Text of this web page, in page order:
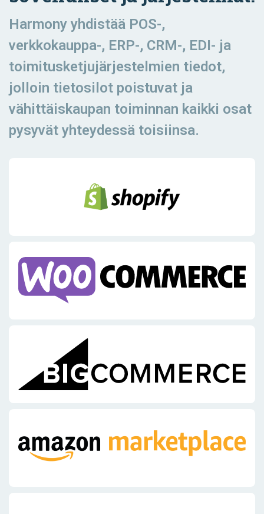
Harmony yhdistää POS-,
verkkokauppa-, ERP-, CRM-, EDI- ja
toimitusketjujärjestelmien tiedot,
jolloin tietosilot poistuvat ja
vähittäiskaupan toiminnan kaikki osat
pysyvät yhteydessä toisiinsa.